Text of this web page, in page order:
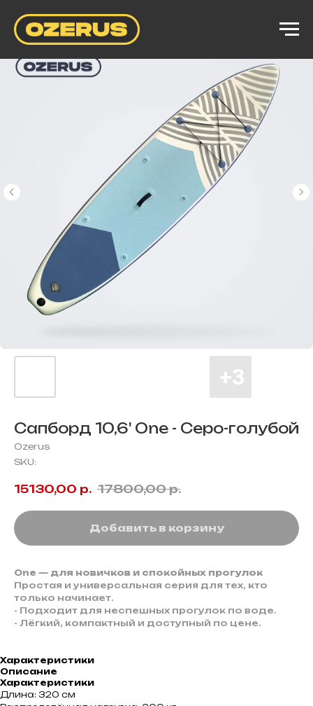
Сапборд 10,6' One - Серо-голубой
Ozerus
SKU:
15130,00 р. 17800,00 р.
Добавить в корзину
One — для новичков и спокойных прогулок
Простая и универсальная серия для тех, кто
только начинает.
- Подходит для неспешных прогулок по воде.
- Лёгкий, компактный и доступный по цене.
Характеристики
Описание
Характеристики
Длина: 320 см